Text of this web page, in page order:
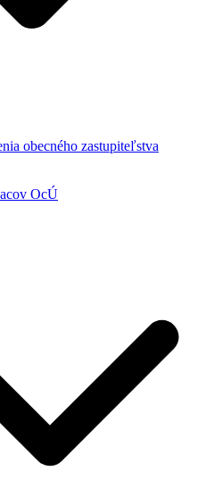
obecného zastupiteľstva
OcÚ